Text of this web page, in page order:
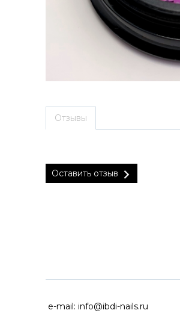
Отзывы
Оставить отзыв
e-mail: info@ibdi-nails.ru